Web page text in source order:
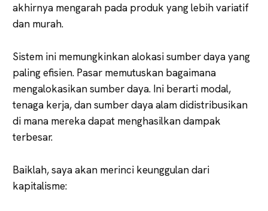
akhirnya mengarah pada produk yang lebih variatif
dan murah.
Sistem ini memungkinkan alokasi sumber daya yang
paling efisien. Pasar memutuskan bagaimana
mengalokasikan sumber daya. Ini berarti modal,
tenaga kerja, dan sumber daya alam didistribusikan
di mana mereka dapat menghasilkan dampak
terbesar.
Baiklah, saya akan merinci keunggulan dari
kapitalisme: